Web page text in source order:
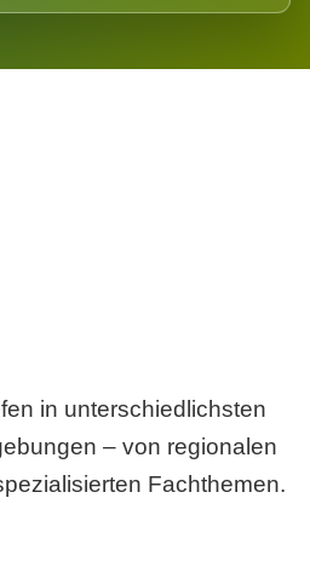
in unterschiedlichsten
– von regionalen
Fachthemen.